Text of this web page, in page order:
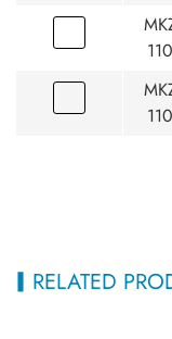
RELATED